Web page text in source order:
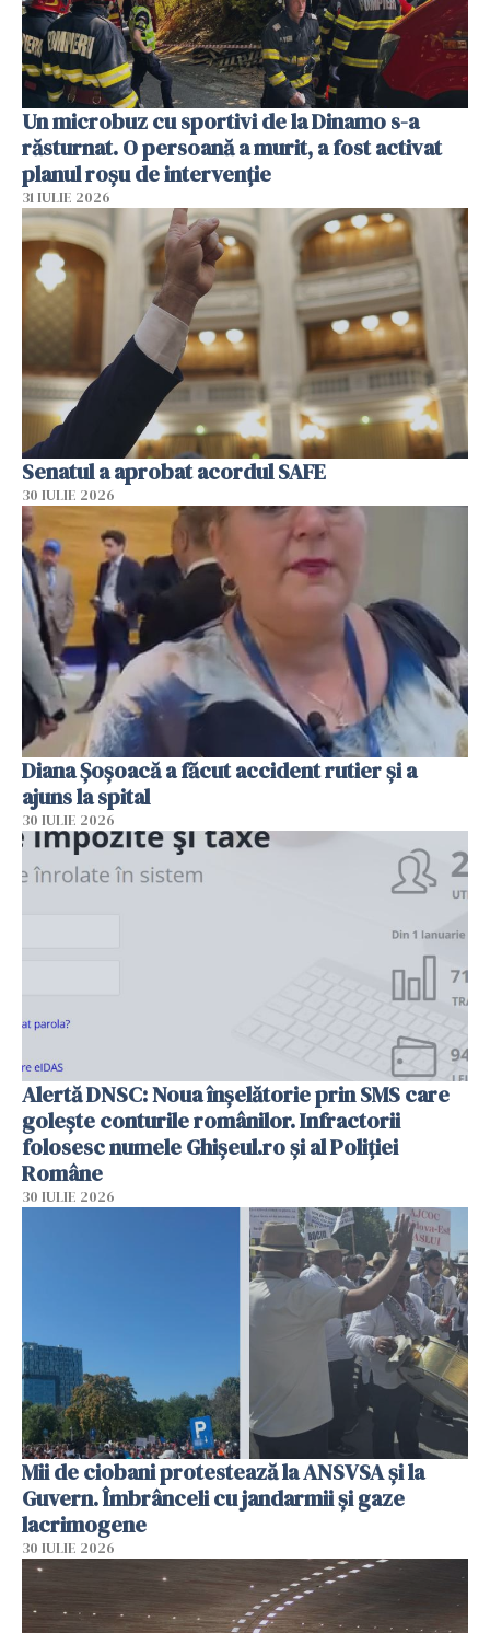
Un microbuz cu sportivi de la Dinamo s-a
răsturnat. O persoană a murit, a fost activat
planul roșu de intervenție
31 IULIE 2026
Senatul a aprobat acordul SAFE
30 IULIE 2026
Diana Șoșoacă a făcut accident rutier și a
ajuns la spital
30 IULIE 2026
Alertă DNSC: Noua înșelătorie prin SMS care
golește conturile românilor. Infractorii
folosesc numele Ghișeul.ro și al Poliției
Române
30 IULIE 2026
Mii de ciobani protestează la ANSVSA și la
Guvern. Îmbrânceli cu jandarmii și gaze
lacrimogene
30 IULIE 2026